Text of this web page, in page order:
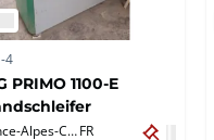
4
PRIMO 1100-E
Provence-Alpes-Côte d'Azur,FR